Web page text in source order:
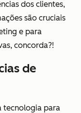
dos clientes,
são cruciais
e para
concorda?!
de
tecnologia para